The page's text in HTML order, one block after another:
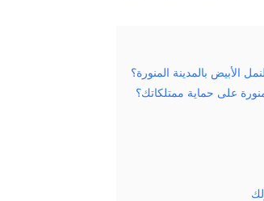
بالمدينة المنورة؟
على حماية ممتلكاتك؟